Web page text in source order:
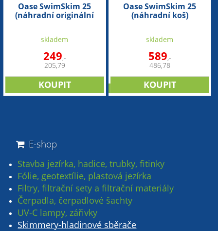
Oase SwimSkim 25
(náhradní originální
skladem
249,-
205,79
Oase SwimSkim 25
(náhradní koš)
skladem
589,-
486,78
E-shop
Stavba jezírka, hadice, trubky, fitinky
Fólie, geotextílie, plastová jezírka
Filtry, filtrační sety a filtrační materiály
Čerpadla, čerpadlové šachty
UV-C lampy, zářivky
Skimmery-hladinové sběrače